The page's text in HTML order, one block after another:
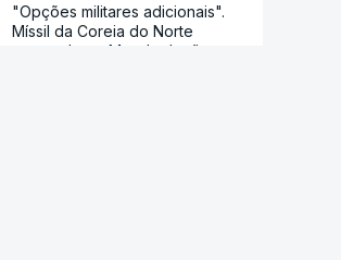
"Opções militares adicionais".
Míssil da Coreia do Norte
apontado ao Mar do Japão